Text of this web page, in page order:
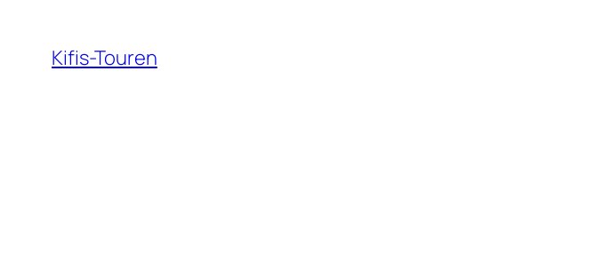
Inhalt
springen
Kifis-Touren